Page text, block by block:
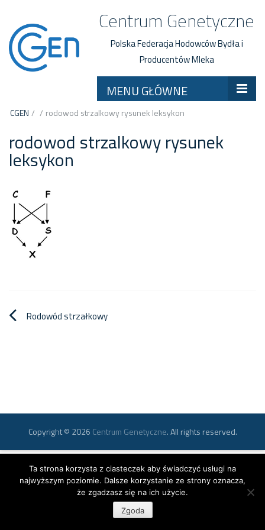
Centrum Genetyczne
Polska Federacja Hodowców Bydła i
Producentów Mleka
MENU GŁÓWNE
CGEN / / rodowod strzalkowy rysunek leksykon
rodowod strzalkowy rysunek
leksykon
Nawigacja
Rodowód strzałkowy
Copyright © 2026 Centrum Genetyczne. All rights reserved.
Ta strona korzysta z ciasteczek aby świadczyć usługi na
najwyższym poziomie. Dalsze korzystanie ze strony oznacza,
że zgadzasz się na ich użycie.
Zgoda